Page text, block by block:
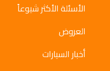
الأسئلة الأكثر شيوعاً
العروض
أخبار السيارات